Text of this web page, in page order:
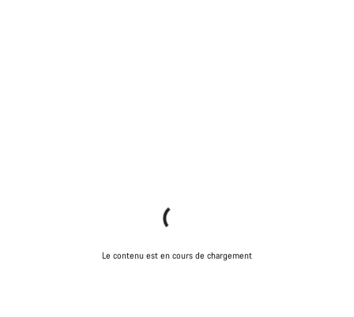
Le contenu est en cours de chargement